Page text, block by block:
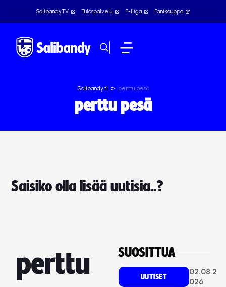
SalibandyTV Tulospalvelu F-liiga Fanikauppa
Salibandy.fi > perttu pesä
perttu pesä
Saisiko olla lisää uutisia..?
perttu
SUOSITTUA
UUTISET
02.08.2
026